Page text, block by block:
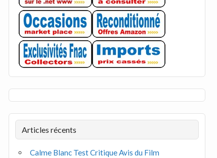
Articles récents
Calme Blanc Test Critique Avis du Film